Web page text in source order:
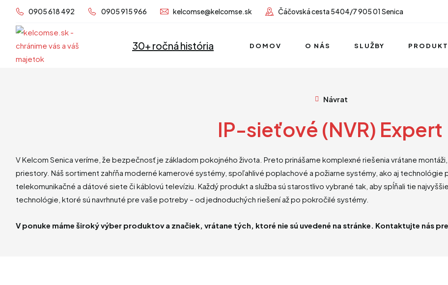
Preskočiť
obsah
0905 618 492 0905 915 966 kelcomse@kelcomse.sk Čáčovská cesta 5404/7 905 01 Senica
30+ ročná história DOMOV O NÁS SLUŽBY
Návrat
IP-sieťové (NVR) Expert
V Kelcom Senica veríme, že bezpečnosť je základom pokojného života. Preto prinášame komplexné riešenia vrátane
priestory. Náš sortiment zahŕňa moderné kamerové systémy, spoľahlivé poplachové a požiarne systémy, ako aj technológie
telekomunikačné a dátové siete či káblovú televíziu. Každý produkt a služba sú starostlivo vybrané tak, aby spĺňali tie
technológie, ktoré sú navrhnuté pre vaše potreby – od jednoduchých riešení až po pokročilé systémy.
V ponuke máme široký výber produktov a značiek, vrátane tých, ktoré nie sú uvedené na stránke. Kontaktujte nás